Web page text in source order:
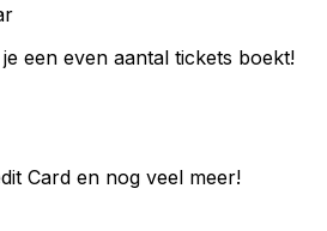
een even aantal tickets boekt!
Card en nog veel meer!